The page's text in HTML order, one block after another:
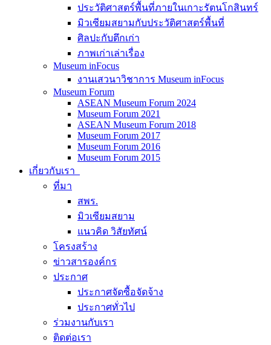
ประวัติศาสตร์พื้นที่ภายในเกาะรัตนโกสินทร์
มิวเซียมสยามกับประวัติศาสตร์พื้นที่
ศิลปะกับตึกเก่า
ภาพเก่าเล่าเรื่อง
Museum inFocus
งานเสวนาวิชาการ Museum inFocus
Museum Forum
ASEAN Museum Forum 2024
Museum Forum 2021
ASEAN Museum Forum 2018
Museum Forum 2017
Museum Forum 2016
Museum Forum 2015
เกี่ยวกับเรา
ที่มา
สพร.
มิวเซียมสยาม
แนวคิด วิสัยทัศน์
โครงสร้าง
ข่าวสารองค์กร
ประกาศ
ประกาศจัดซื้อจัดจ้าง
ประกาศทั่วไป
ร่วมงานกับเรา
ติดต่อเรา